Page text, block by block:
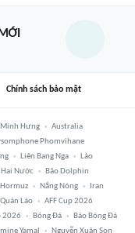
Chính sách bảo mật
Minh Hưng
Australia
Phomvihane
Liên Bang Nga
Lào
Hai Nước
Bão Dolphin
Nắng Nóng
Iran
Lào
AFF Cup 2026
2026 Bóng Đá
Báo Bóng Đá
Yamal Nguyễn Xuân Son